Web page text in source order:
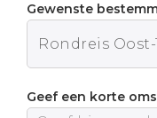
Gewenste
Geef een korte